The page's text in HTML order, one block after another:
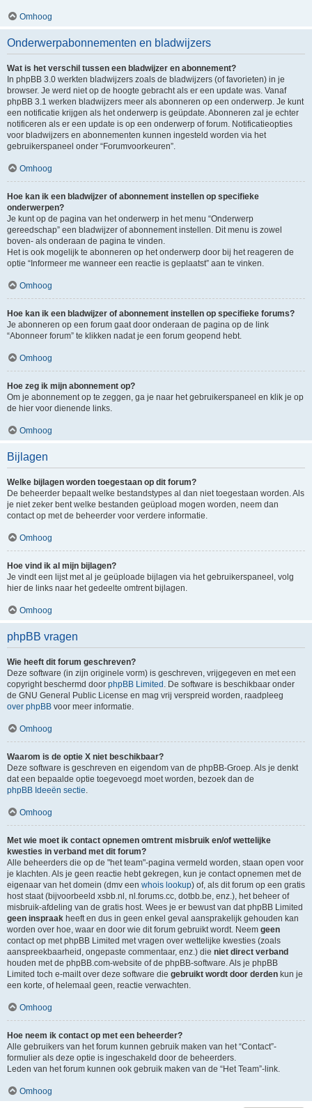
Omhoog
Onderwerpabonnementen en bladwijzers
Wat is het verschil tussen een bladwijzer en abonnement?
In phpBB 3.0 werkten bladwijzers zoals de bladwijzers (of favorieten) in je
browser. Je werd niet op de hoogte gebracht als er een update was. Vanaf
phpBB 3.1 werken bladwijzers meer als abonneren op een onderwerp. Je kunt
een notificatie krijgen als het onderwerp is geüpdate. Abonneren zal je echter
notificeren als er een update is op een onderwerp of forum. Notificatieopties
voor bladwijzers en abonnementen kunnen ingesteld worden via het
gebruikerspaneel onder “Forumvoorkeuren”.
Omhoog
Hoe kan ik een bladwijzer of abonnement instellen op specifieke
onderwerpen?
Je kunt op de pagina van het onderwerp in het menu “Onderwerp
gereedschap” een bladwijzer of abonnement instellen. Dit menu is zowel
boven- als onderaan de pagina te vinden.
Het is ook mogelijk te abonneren op het onderwerp door bij het reageren de
optie “Informeer me wanneer een reactie is geplaatst” aan te vinken.
Omhoog
Hoe kan ik een bladwijzer of abonnement instellen op specifieke forums?
Je abonneren op een forum gaat door onderaan de pagina op de link
“Abonneer forum” te klikken nadat je een forum geopend hebt.
Omhoog
Hoe zeg ik mijn abonnement op?
Om je abonnement op te zeggen, ga je naar het gebruikerspaneel en klik je op
de hier voor dienende links.
Omhoog
Bijlagen
Welke bijlagen worden toegestaan op dit forum?
De beheerder bepaalt welke bestandstypes al dan niet toegestaan worden. Als
je niet zeker bent welke bestanden geüpload mogen worden, neem dan
contact op met de beheerder voor verdere informatie.
Omhoog
Hoe vind ik al mijn bijlagen?
Je vindt een lijst met al je geüploade bijlagen via het gebruikerspaneel, volg
hier de links naar het gedeelte omtrent bijlagen.
Omhoog
phpBB vragen
Wie heeft dit forum geschreven?
Deze software (in zijn originele vorm) is geschreven, vrijgegeven en met een
copyright beschermd door phpBB Limited . De software is beschikbaar onder
de GNU General Public License en mag vrij verspreid worden, raadpleeg
over phpBB voor meer informatie.
Omhoog
Waarom is de optie X niet beschikbaar?
Deze software is geschreven en eigendom van de phpBB-Groep. Als je denkt
dat een bepaalde optie toegevoegd moet worden, bezoek dan de
phpBB Ideeën sectie.
Omhoog
Met wie moet ik contact opnemen omtrent misbruik en/of wettelijke
kwesties in verband met dit forum?
Alle beheerders die op de "het team"-pagina vermeld worden, staan open voor
je klachten. Als je geen reactie hebt gekregen, kun je contact opnemen met de
eigenaar van het domein (dmv een whois lookup) of, als dit forum op een gratis
host staat (bijvoorbeeld xsbb.nl, nl.forums.cc, dotbb.be, enz.), het beheer of
misbruik-afdeling van de gratis host. Wees je er bewust van dat phpBB Limited
geen inspraak heeft en dus in geen enkel geval aansprakelijk gehouden kan
worden over hoe, waar en door wie dit forum gebruikt wordt. Neem geen
contact op met phpBB Limited met vragen over wettelijke kwesties (zoals
aanspreekbaarheid, ongepaste commentaar, enz.) die niet direct verband
houden met de phpBB.com-website of de phpBB-software. Als je phpBB
Limited toch e-mailt over deze software die gebruikt wordt door derden kun je
een korte, of helemaal geen, reactie verwachten.
Omhoog
Hoe neem ik contact op met een beheerder?
Alle gebruikers van het forum kunnen gebruik maken van het “Contact”-
formulier als deze optie is ingeschakeld door de beheerders.
Leden van het forum kunnen ook gebruik maken van de “Het Team”-link.
Omhoog